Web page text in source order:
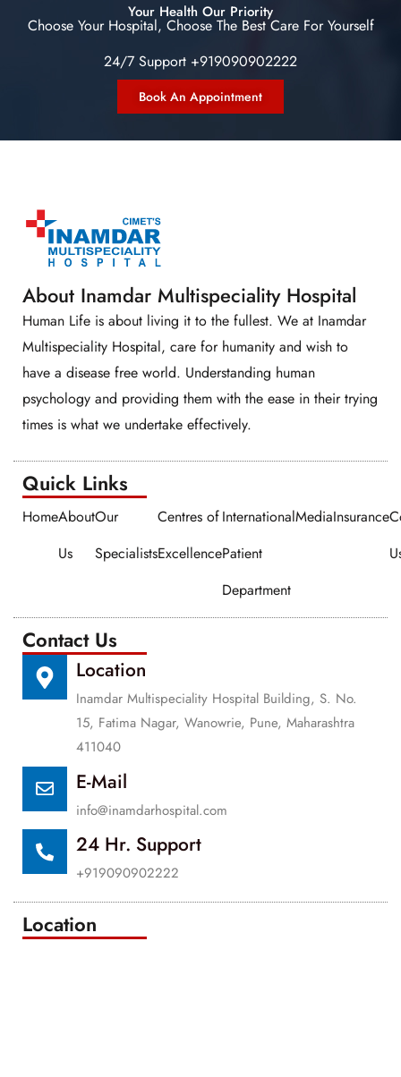
Your Health Our Priority
Choose Your Hospital, Choose The Best Care For Yourself
24/7 Support +919090902222
Book An Appointment
About Inamdar Multispeciality Hospital
Human Life is about living it to the fullest. We at Inamdar
Multispeciality Hospital, care for humanity and wish to
have a disease free world. Understanding human
psychology and providing them with the ease in their trying
times is what we undertake effectively.
Quick Links​​
HomeAbout
Us
Our
Specialists
Centres of
Excellence
International
Patient
Department
MediaInsurance
Contact Us
Location
Inamdar Multispeciality Hospital Building, S. No.
15, Fatima Nagar, Wanowrie, Pune, Maharashtra
411040
E-Mail
info@inamdarhospital.com
24 Hr. Support
+919090902222
Location